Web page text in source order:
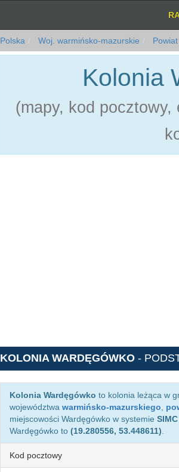
Polska Woj. warmińsko-mazurskie
Kolonia
(mapy, kod
KOLONIA WARDĘGÓWKO -
Kolonia Wardęgówko to kolonia leżąca w
województwa warmińsko-mazurskiego
miejscowości Wardęgówko w systemie SIMC
Wardęgówko to (19.280556, 53.448611)
Kod pocztowy